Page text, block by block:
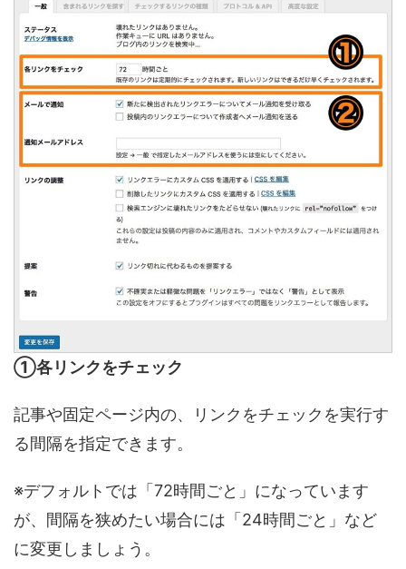
①各リンクをチェック
記事や固定ページ内の、リンクをチェックを実行す
る間隔を指定できます。
※デフォルトでは「72時間ごと」になっています
が、間隔を狭めたい場合には「24時間ごと」など
に変更しましょう。